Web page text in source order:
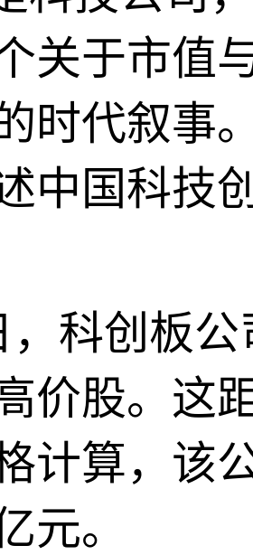
关于市值
时代叙事
中国科技
，科创板
价股。这
计算，该
元。